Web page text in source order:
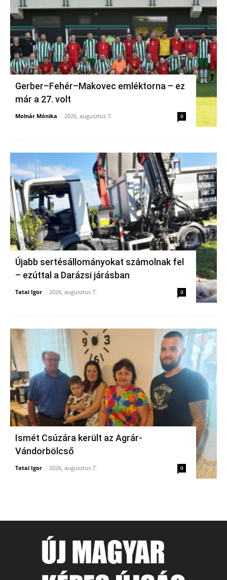
Gerber–Fehér–Makovec emléktorna – ez
már a 27. volt
Molnár Mónika - 2026, augusztus 7. 0
Újabb sertésállományokat számolnak fel
– ezúttal a Darázsi járásban
Tatai Igor - 2026, augusztus 7. 0
Ismét Csúzára került az Agrár-
Vándorbölcső
Tatai Igor - 2026, augusztus 7. 0